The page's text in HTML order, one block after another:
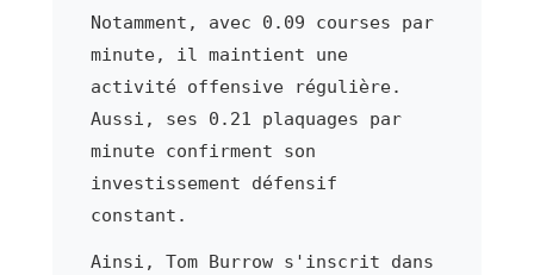
Notamment, avec 0.09 courses par
minute, il maintient une
activité offensive régulière.
Aussi, ses 0.21 plaquages par
minute confirment son
investissement défensif
constant.
Ainsi, Tom Burrow s'inscrit dans